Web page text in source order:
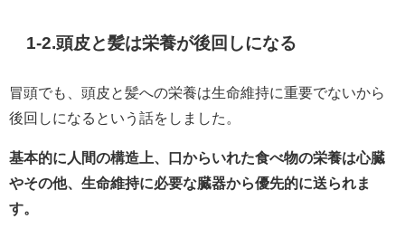
1-2.頭皮と髪は栄養が後回しになる
冒頭でも、頭皮と髪への栄養は生命維持に重要でないから
後回しになるという話をしました。
基本的に人間の構造上、口からいれた食べ物の栄養は心臓
やその他、生命維持に必要な臓器から優先的に送られま
す。